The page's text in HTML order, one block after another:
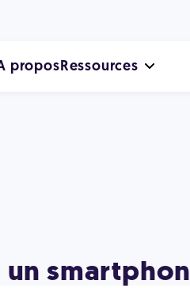
propos Ressources